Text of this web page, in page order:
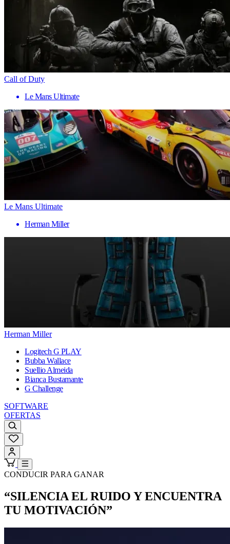
Call of Duty
Le Mans Ultimate
Le Mans Ultimate
Herman Miller
Herman Miller
Logitech G PLAY
Bubba Wallace
Suellio Almeida
Bianca Bustamante
G Challenge
SOFTWARE
OFERTAS
CONDUCIR PARA GANAR
“SILENCIA EL RUIDO Y ENCUENTRA
TU MOTIVACIÓN”